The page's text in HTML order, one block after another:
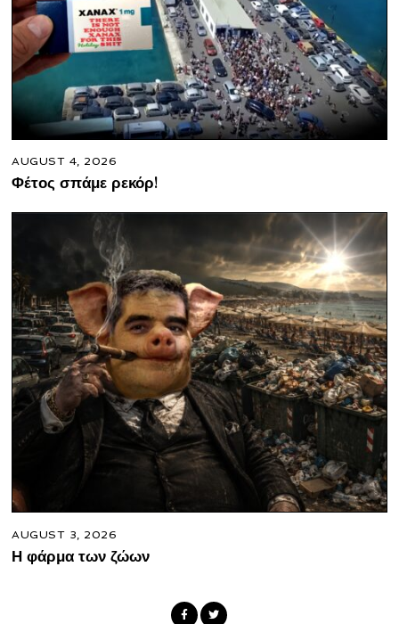
AUGUST 4, 2026
Φέτος σπάμε ρεκόρ!
AUGUST 3, 2026
Η φάρμα των ζώων